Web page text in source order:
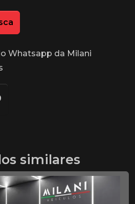
Whatsapp da Milani
similares